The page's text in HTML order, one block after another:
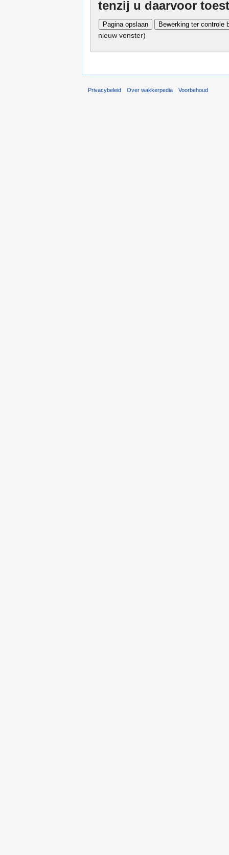
tenzij u daarvoor
nieuw venster)
Privacybeleid Over wakkerpedia Voorbehoud